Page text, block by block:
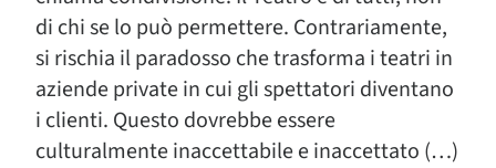
di chi se lo può permettere. Contrariamente,
si rischia il paradosso che trasforma i teatri in
aziende private in cui gli spettatori diventano
i clienti. Questo dovrebbe essere
culturalmente inaccettabile e inaccettato (…)